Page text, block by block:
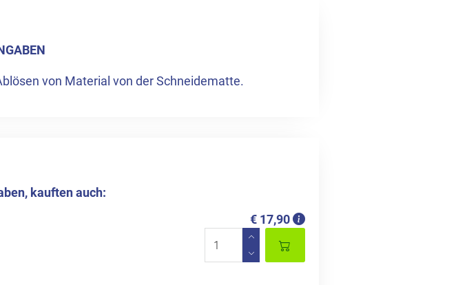
von Material von der Schneidematte.
kauften auch:
€ 17,90